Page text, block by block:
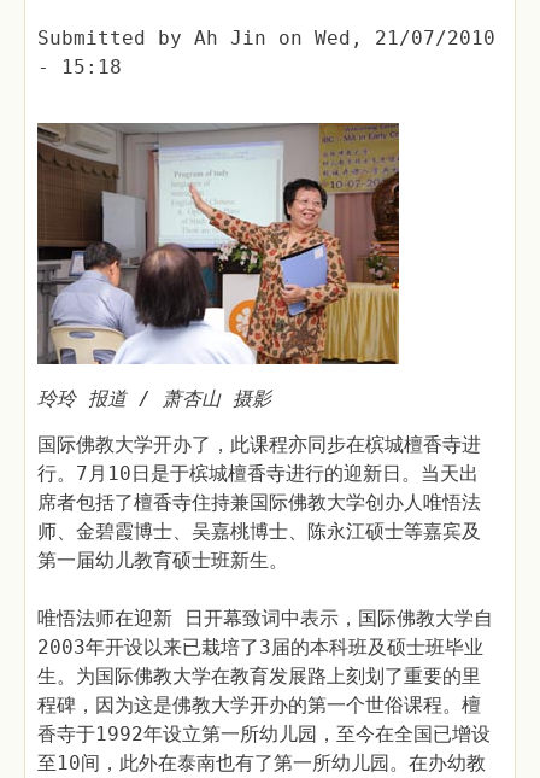
Submitted by Ah Jin on Wed, 21/07/2010
- 15:18
玲玲 报道 / 萧杏山 摄影
国际佛教大学开办了，此课程亦同步在槟城檀香寺进
行。7月10日是于槟城檀香寺进行的迎新日。当天出
席者包括了檀香寺住持兼国际佛教大学创办人唯悟法
师、金碧霞博士、吴嘉桃博士、陈永江硕士等嘉宾及
第一届幼儿教育硕士班新生。
唯悟法师在迎新 日开幕致词中表示，国际佛教大学自
2003年开设以来已栽培了3届的本科班及硕士班毕业
生。为国际佛教大学在教育发展路上刻划了重要的里
程碑，因为这是佛教大学开办的第一个世俗课程。檀
香寺于1992年设立第一所幼儿园，至今在全国已增设
至10间，此外在泰南也有了第一所幼儿园。在办幼教